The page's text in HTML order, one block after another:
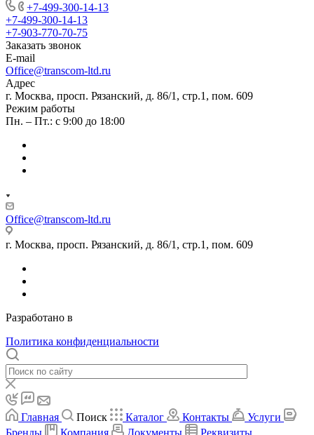
+7-499-300-14-13
+7-499-300-14-13
+7-903-770-70-75
Заказать звонок
E-mail
Office@transcom-ltd.ru
Адрес
г. Москва, просп. Рязанский, д. 86/1, стр.1, пом. 609
Режим работы
Пн. – Пт.: с 9:00 до 18:00
Office@transcom-ltd.ru
г. Москва, просп. Рязанский, д. 86/1, стр.1, пом. 609
Разработано в
Политика конфиденциальности
Главная Поиск Каталог Контакты
Услуги
Бренды
Компания Документы Реквизиты